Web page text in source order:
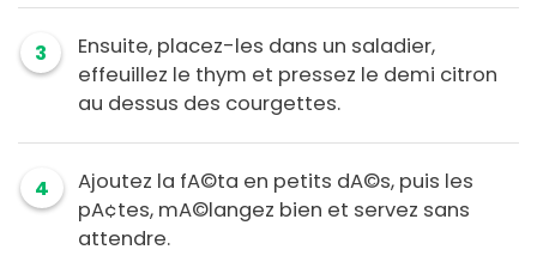
3
Ensuite, placez-les dans un saladier,
effeuillez le thym et pressez le demi citron
au dessus des courgettes.
4
Ajoutez la fA©ta en petits dA©s, puis les
pA¢tes, mA©langez bien et servez sans
attendre.